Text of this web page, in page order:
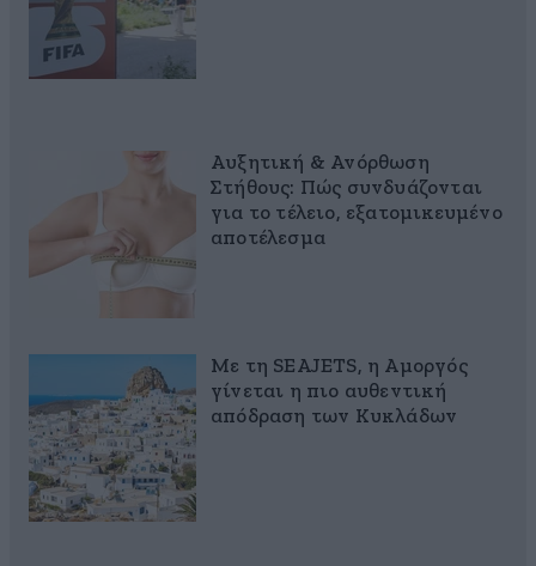
Αυξητική & Ανόρθωση
Στήθους: Πώς συνδυάζονται
για το τέλειο, εξατομικευμένο
αποτέλεσμα
Με τη SEAJETS, η Αμοργός
γίνεται η πιο αυθεντική
απόδραση των Κυκλάδων